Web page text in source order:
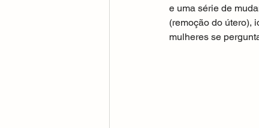
e uma série de
(remoção do útero),
mulheres se